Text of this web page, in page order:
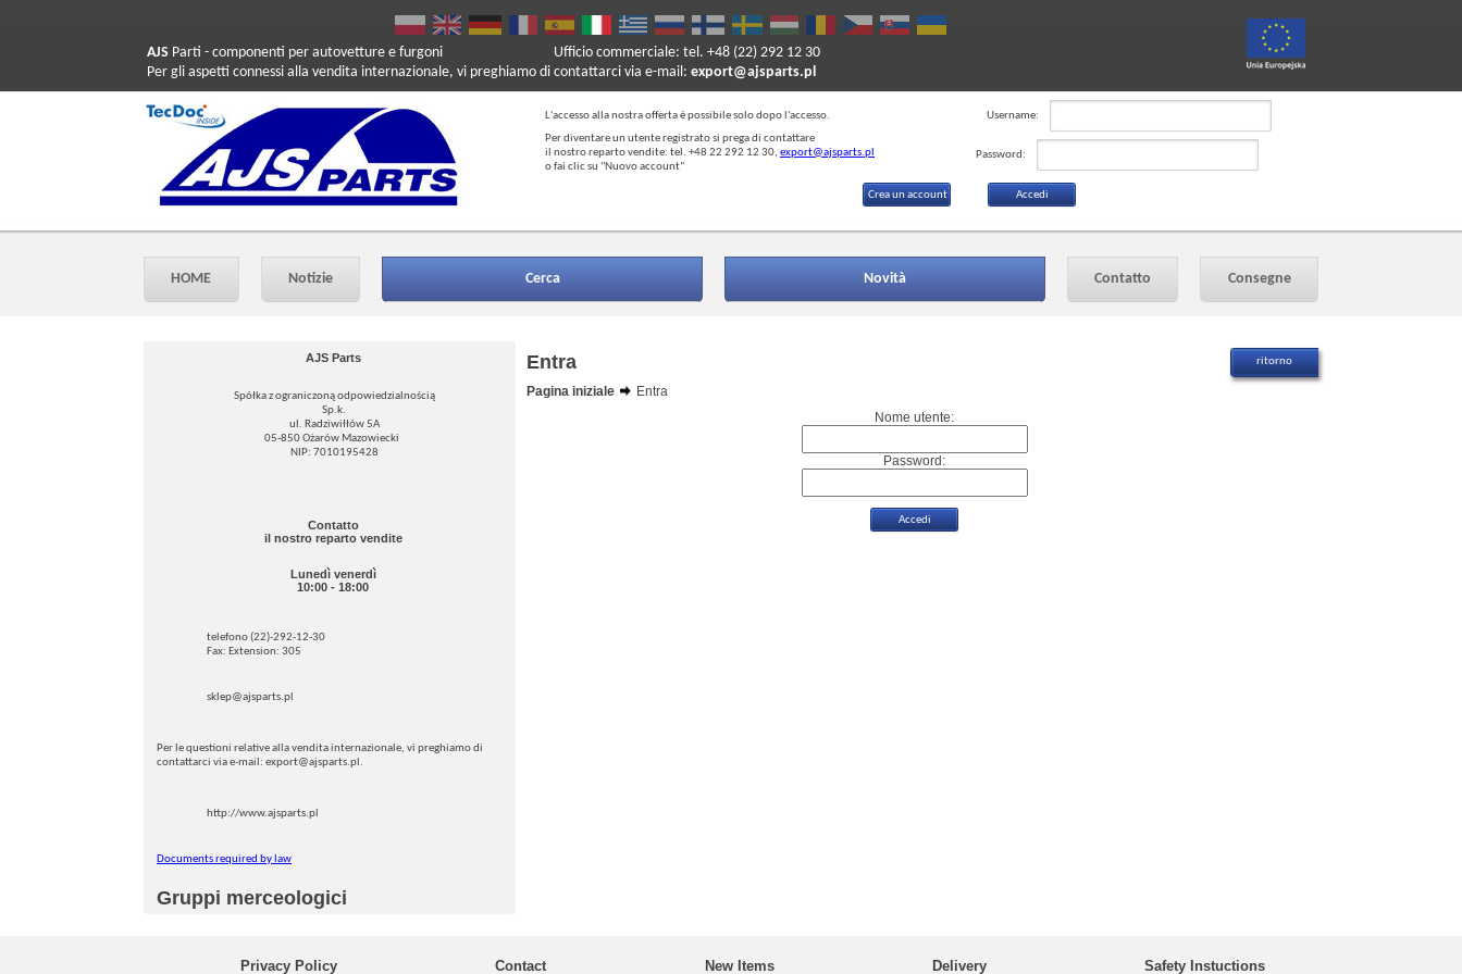
AJS Parti - componenti per autovetture e furgoni
Per gli aspetti connessi alla vendita internazionale, vi preghiamo di contattarci via e-mail: export@ajsparts.pl
Ufficio commerciale: tel. +48 (22) 292 12 30
L'accesso alla nostra offerta è possibile solo dopo l'accesso.
Per diventare un utente registrato si prega di contattare
il nostro reparto vendite: tel. +48 22 292 12 30, export@ajsparts.pl
o fai clic su "Nuovo account"
Username:
Password:
Crea un account
HOME Notizie Cerca Novità Contatto Consegne
AJS Parts
Spółka z ograniczoną odpowiedzialnością
Sp.k.
ul. Radziwiłłów 5A
05-850 Ożarów Mazowiecki
NIP: 7010195428
Contatto
il nostro reparto vendite
Lunedì venerdì
10:00 - 18:00
telefono (22)-292-12-30
Fax: Extension: 305
sklep@ajsparts.pl
Per le questioni relative alla vendita internazionale, vi preghiamo di
contattarci via e-mail: export@ajsparts.pl.
http://www.ajsparts.pl
Documents required by law
Gruppi merceologici
Entra
Pagina iniziale
Entra
Nome utente:
Password:
Privacy Policy Contact New Items Delivery Safety Instuctions